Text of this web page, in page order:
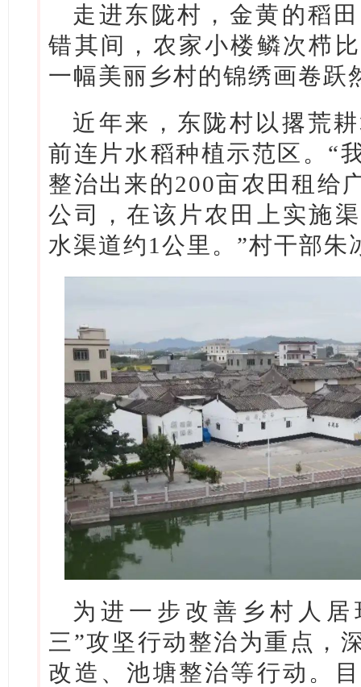
走进东陇村，金黄的稻
错其间，农家小楼鳞次栉
一幅美丽乡村的锦绣画卷跃
近年来，东陇村以撂荒
前连片水稻种植示范区。“
整治出来的200亩农田租给
公司，在该片农田上实施
水渠道约1公里。”村干部朱
为进一步改善乡村人
三”攻坚行动整治为重点，
改造、池塘整治等行动。